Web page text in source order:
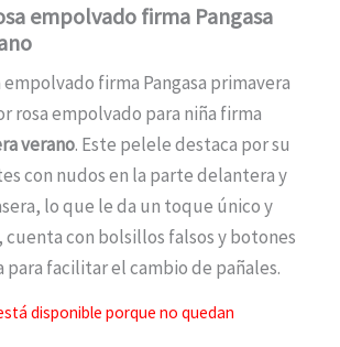
empolvado firma Pangasa
firma Pangasa primavera
rosa empolvado para niña firma
verano. Este pelele destaca por su
con nudos en la parte delantera y
lo que le da un toque único y
cuenta con bolsillos falsos y botones
facilitar el cambio de pañales.
disponible porque no quedan